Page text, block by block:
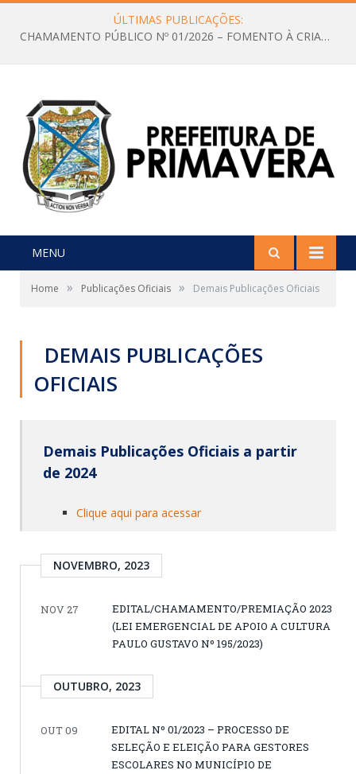
ÚLTIMAS PUBLICAÇÕES:
CHAMAMENTO PÚBLICO Nº 01/2026 – FOMENTO À CRIAÇÃO E A CIRCULAÇÃO DE PRODUÇÕES CULTURAIS – Aldir Blanc
MENU
Home » Publicações Oficiais » Demais Publicações Oficiais
DEMAIS PUBLICAÇÕES
OFICIAIS
Demais Publicações Oficiais a partir
de 2024
Clique aqui para acessar
NOVEMBRO, 2023
NOV 27
EDITAL/CHAMAMENTO/PREMIAÇÃO 2023
(LEI EMERGENCIAL DE APOIO A CULTURA
PAULO GUSTAVO Nº 195/2023)
OUTUBRO, 2023
OUT 09
EDITAL Nº 01/2023 – PROCESSO DE
SELEÇÃO E ELEIÇÃO PARA GESTORES
ESCOLARES NO MUNICÍPIO DE